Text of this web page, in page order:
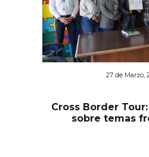
27 de Marzo,
Cross Border
sobre temas